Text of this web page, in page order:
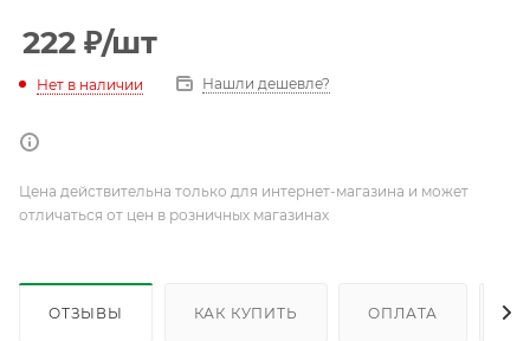
222 ₽/шт
Нет в наличии Нашли дешевле?
Цена действительна только для интернет-магазина и может
отличаться от цен в розничных магазинах
ОТЗЫВЫ КАК КУПИТЬ ОПЛАТА